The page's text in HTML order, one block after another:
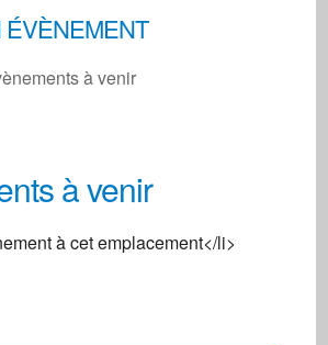
à venir
la gare - Arnay Le Duc
à venir
à cet emplacement</li>